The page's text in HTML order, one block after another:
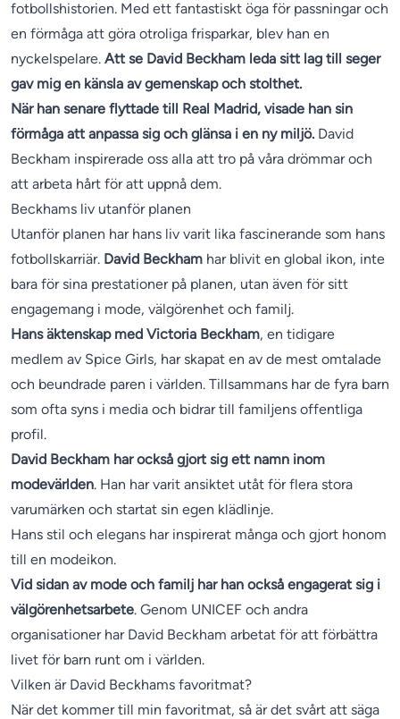
fotbollshistorien. Med ett fantastiskt öga för passningar och
en förmåga att göra otroliga frisparkar, blev han en
nyckelspelare. Att se David Beckham leda sitt lag till seger
gav mig en känsla av gemenskap och stolthet.
När han senare flyttade till Real Madrid, visade han sin
förmåga att anpassa sig och glänsa i en ny miljö. David
Beckham inspirerade oss alla att tro på våra drömmar och
att arbeta hårt för att uppnå dem.
Beckhams liv utanför planen
Utanför planen har hans liv varit lika fascinerande som hans
fotbollskarriär. David Beckham har blivit en global ikon, inte
bara för sina prestationer på planen, utan även för sitt
engagemang i mode, välgörenhet och familj.
Hans äktenskap med Victoria Beckham, en tidigare
medlem av Spice Girls, har skapat en av de mest omtalade
och beundrade paren i världen. Tillsammans har de fyra barn
som ofta syns i media och bidrar till familjens offentliga
profil.
David Beckham har också gjort sig ett namn inom
modevärlden. Han har varit ansiktet utåt för flera stora
varumärken och startat sin egen klädlinje.
Hans stil och elegans har inspirerat många och gjort honom
till en modeikon.
Vid sidan av mode och familj har han också engagerat sig i
välgörenhetsarbete. Genom UNICEF och andra
organisationer har David Beckham arbetat för att förbättra
livet för barn runt om i världen.
Vilken är David Beckhams favoritmat?
När det kommer till min favoritmat, så är det svårt att säga